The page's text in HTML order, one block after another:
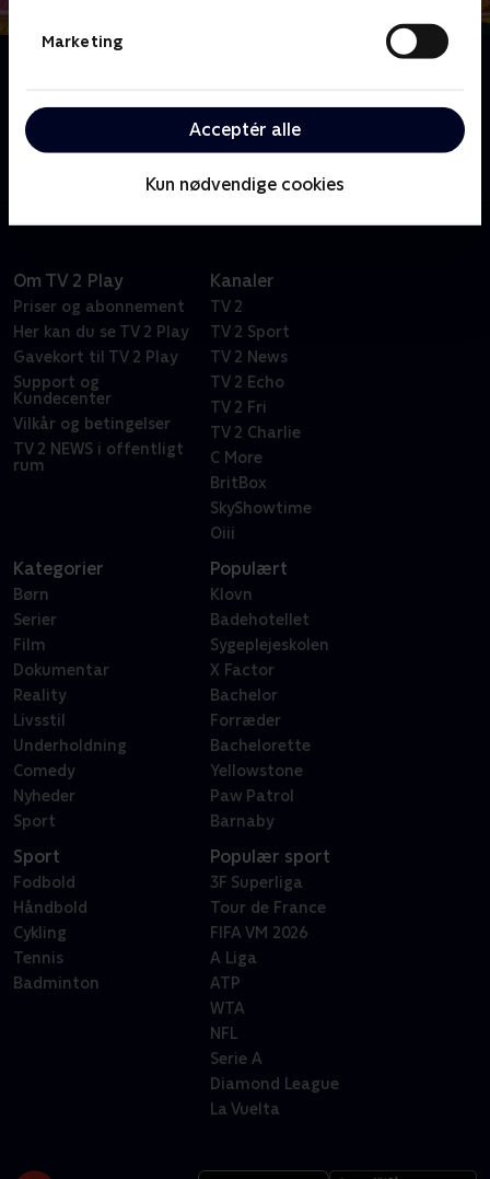
Marketing
Acceptér alle
Kun nødvendige cookies
dirrigent André Rieu, når han med sit imponerende
show rejser rundt i Europa for at spille for
Om TV 2 Play
Priser og abonnement
Her kan du se TV 2 Play
Gavekort til TV 2 Play
Support og
Kundecenter
Vilkår og betingelser
TV 2 NEWS i offentligt
rum
Kanaler
TV 2
TV 2 Sport
TV 2 News
TV 2 Echo
TV 2 Fri
TV 2 Charlie
C More
BritBox
SkyShowtime
Oiii
Kategorier
Børn
Serier
Film
Dokumentar
Reality
Livsstil
Underholdning
Comedy
Nyheder
Sport
Populært
Klovn
Badehotellet
Sygeplejeskolen
X Factor
Bachelor
Forræder
Bachelorette
Yellowstone
Paw Patrol
Barnaby
Sport
Fodbold
Håndbold
Cykling
Tennis
Badminton
Populær sport
3F Superliga
Tour de France
FIFA VM 2026
A Liga
ATP
WTA
NFL
Serie A
Diamond League
La Vuelta